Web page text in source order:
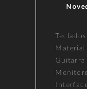
Material
Guitarra